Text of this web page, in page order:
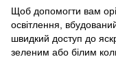
Щоб допомогти вам
освітлення,
швидкий доступ до
зеленим або білим